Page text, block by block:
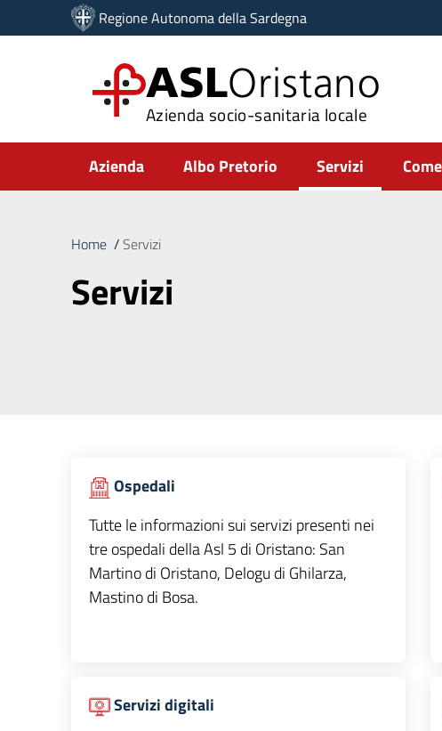
Vai ai contenuti
Vai al menu di navigazione
Regione Autonoma della Sardegna
ASLOristano
Azienda socio-sanitaria locale
Submenu
Azienda Albo Pretorio Servizi
Home /Servizi
Servizi
Ospedali
Tutte le informazioni sui servizi presenti nei
tre ospedali della Asl 5 di Oristano: San
Martino di Oristano, Delogu di Ghilarza,
Mastino di Bosa.
Servizi digitali